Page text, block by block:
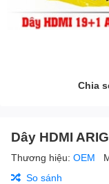
Chia
Dây HDMI
Thương hiệu: OEM
So sánh